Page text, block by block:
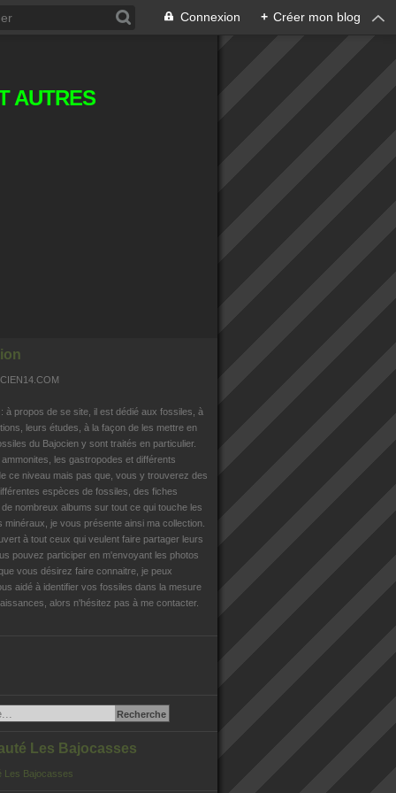
Connexion + Créer mon blog
AUTRES
: à propos de se site, il est dédié aux fossiles, à
leurs études, à la façon de les mettre en
du Bajocien y sont traités en particulier.
les gastropodes et différents
ce niveau mais pas que, vous y trouverez des
espèces de fossiles, des fiches
nombreux albums sur tout ce qui touche les
minéraux, je vous présente ainsi ma collection.
à tout ceux qui veulent faire partager leurs
pouvez participer en m'envoyant les photos
vous désirez faire connaitre, je peux
aidé à identifier vos fossiles dans la mesure
alors n'hésitez pas à me contacter.
Les Bajocasses
Les Bajocasses